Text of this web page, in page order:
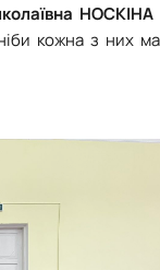
НОСКІНА
кожна з них